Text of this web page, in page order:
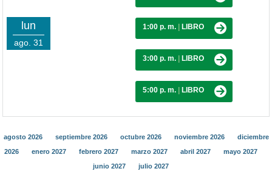
lun
ago. 31
1:00 p. m. LIBRO
3:00 p. m. LIBRO
5:00 p. m. LIBRO
agosto 2026 septiembre 2026 octubre 2026 noviembre 2026
diciembre
2026
enero 2027 febrero 2027 marzo 2027 abril 2027
mayo 2027
junio 2027
julio 2027